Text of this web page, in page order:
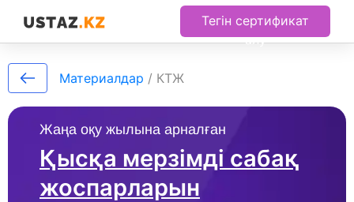
Тегін сертификат
алу
Жаңа оқу жылына арналған
Қысқа мерзімді сабақ
жоспарларын
Материалдар / КТЖ